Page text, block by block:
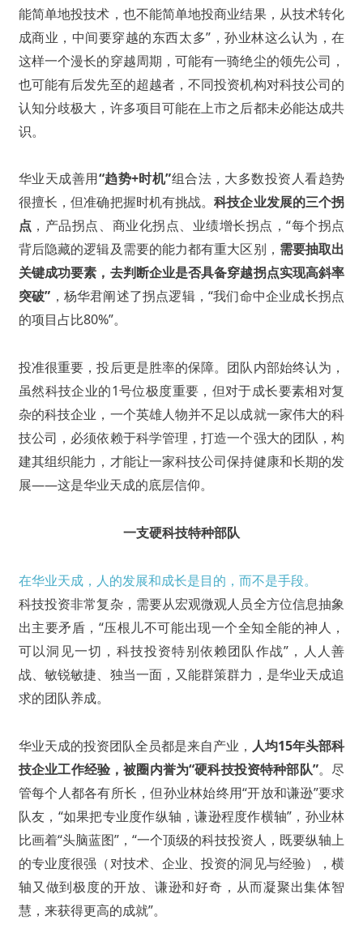
能简单地投技术，也不能简单地投商业结果，从技术转化
成商业，中间要穿越的东西太多”，孙业林这么认为，在
这样一个漫长的穿越周期，可能有一骑绝尘的领先公司，
也可能有后发先至的超越者，不同投资机构对科技公司的
认知分歧极大，许多项目可能在上市之后都未必能达成共
识。
华业天成善用“趋势+时机”组合法，大多数投资人看趋势
很擅长，但准确把握时机有挑战。科技企业发展的三个拐
点 ，产品拐点、商业化拐点、业绩增长拐点，“每个拐点
背后隐藏的逻辑及需要的能力都有重大区别， 需要抽取出
关键成功要素 ，去判断企业是否具备穿越拐点实现高斜率
突破” ，杨华君阐述了拐点逻辑，“我们命中企业成长拐点
的项目占比80%”。
投准很重要，投后更是胜率的保障。团队内部始终认为，
虽然科技企业的1号位极度重要，但对于成长要素相对复
杂的科技企业，一个英雄人物并不足以成就一家伟大的科
技公司，必须依赖于科学管理，打造一个强大的团队，构
建其组织能力，才能让一家科技公司保持健康和长期的发
展——这是华业天成的底层信仰。
一支硬科技特种部队
在华业天成，人的发展和成长是目的，而不是手段。
科技投资非常复杂，需要从宏观微观人员全方位信息抽象
出主要矛盾，“压根儿不可能出现一个全知全能的神人，
可以洞见一切，科技投资特别依赖团队作战”，人人善
战、敏锐敏捷、独当一面，又能群策群力，是华业天成追
求的团队养成。
华业天成的投资团队全员都是来自产业， 人均15年头部科
技企业工作经验，被圈内誉为“硬科技投资特种部队”。尽
管每个人都各有所长，但孙业林始终用“开放和谦逊”要求
队友，“如果把专业度作纵轴，谦逊程度作横轴”，孙业林
比画着“头脑蓝图”，“一个顶级的科技投资人，既要纵轴上
的专业度很强（对技术、企业、投资的洞见与经验），横
轴又做到极度的开放、谦逊和好奇，从而凝聚出集体智
慧，来获得更高的成就”。